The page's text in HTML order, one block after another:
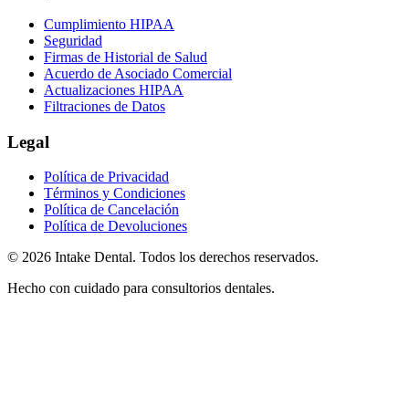
Cumplimiento HIPAA
Seguridad
Firmas de Historial de Salud
Acuerdo de Asociado Comercial
Actualizaciones HIPAA
Filtraciones de Datos
Legal
Política de Privacidad
Términos y Condiciones
Política de Cancelación
Política de Devoluciones
© 2026 Intake Dental. Todos los derechos reservados.
Hecho con cuidado para consultorios dentales.